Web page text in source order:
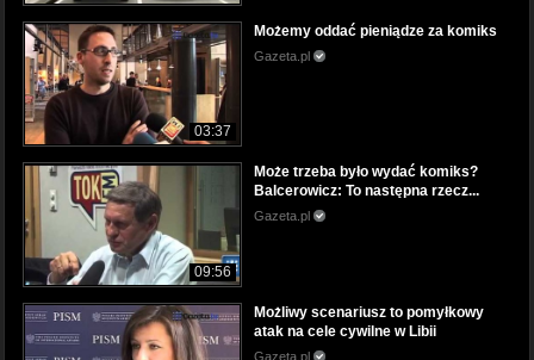
03:37
Możemy oddać pieniądze za komiks
Gazeta.pl
09:56
Może trzeba było wydać komiks?
Balcerowicz: To następna rzecz...
Gazeta.pl
Możliwy scenariusz to pomyłkowy
atak na cele cywilne w Libii
Gazeta.pl